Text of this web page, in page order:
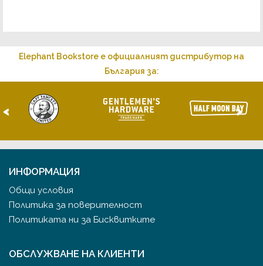
Elephant Bookstore е официалният дистрибутор на
България за:
< >
ИНФОРМАЦИЯ
Общи условия
Политика за поверителност
Политиката ни за Бисквитките
ОБСЛУЖВАНЕ НА КЛИЕНТИ